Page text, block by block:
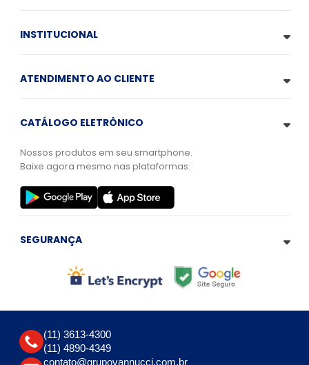
INSTITUCIONAL
ATENDIMENTO AO CLIENTE
CATÁLOGO ELETRÔNICO
Nossos produtos em seu smartphone.
Baixe agora mesmo nas plataformas:
SEGURANÇA
(11) 3613-4300
(11) 4890-4349
contato@grupovannucci.com.br